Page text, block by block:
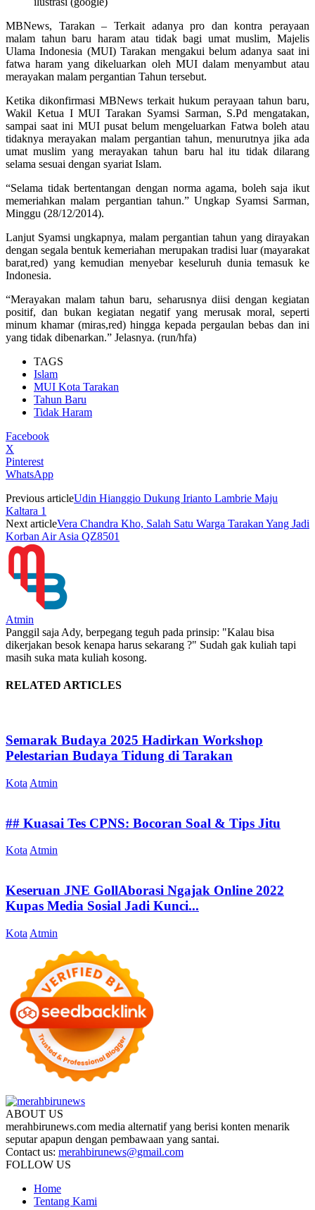
MBNews, Tarakan – Terkait adanya pro dan kontra perayaan
malam tahun baru haram atau tidak bagi umat muslim, Majelis
Ulama Indonesia (MUI) Tarakan mengakui belum adanya saat ini
fatwa haram yang dikeluarkan oleh MUI dalam menyambut atau
merayakan malam pergantian Tahun tersebut.
Ketika dikonfirmasi MBNews terkait hukum perayaan tahun baru,
Wakil Ketua I MUI Tarakan Syamsi Sarman, S.Pd mengatakan,
sampai saat ini MUI pusat belum mengeluarkan Fatwa boleh atau
tidaknya merayakan malam pergantian tahun, menurutnya jika ada
umat muslim yang merayakan tahun baru hal itu tidak dilarang
selama sesuai dengan syariat Islam.
“Selama tidak bertentangan dengan norma agama, boleh saja ikut
memeriahkan malam pergantian tahun.” Ungkap Syamsi Sarman,
Minggu (28/12/2014).
Lanjut Syamsi ungkapnya, malam pergantian tahun yang dirayakan
dengan segala bentuk kemeriahan merupakan tradisi luar (mayarakat
barat,red) yang kemudian menyebar keseluruh dunia temasuk ke
Indonesia.
“Merayakan malam tahun baru, seharusnya diisi dengan kegiatan
positif, dan bukan kegiatan negatif yang merusak moral, seperti
minum khamar (miras,red) hingga kepada pergaulan bebas dan ini
yang tidak dibenarkan.” Jelasnya. (run/hfa)
TAGS
Islam
MUI Kota Tarakan
Tahun Baru
Tidak Haram
Facebook
X
Pinterest
WhatsApp
Previous articleUdin Hianggio Dukung Irianto Lambrie Maju
Kaltara 1
Next articleVera Chandra Kho, Salah Satu Warga Tarakan Yang Jadi
Korban Air Asia QZ8501
Atmin
Panggil saja Ady, berpegang teguh pada prinsip: "Kalau bisa
dikerjakan besok kenapa harus sekarang ?" Sudah gak kuliah tapi
masih suka mata kuliah kosong.
RELATED ARTICLES
Semarak Budaya 2025 Hadirkan Workshop
Pelestarian Budaya Tidung di Tarakan
Kota Atmin
## Kuasai Tes CPNS: Bocoran Soal & Tips Jitu
Kota Atmin
Keseruan JNE GollAborasi Ngajak Online 2022
Kupas Media Sosial Jadi Kunci...
Kota Atmin
ABOUT US
merahbirunews.com media alternatif yang berisi konten menarik
seputar apapun dengan pembawaan yang santai.
Contact us: merahbirunews@gmail.com
FOLLOW US
Home
Tentang Kami